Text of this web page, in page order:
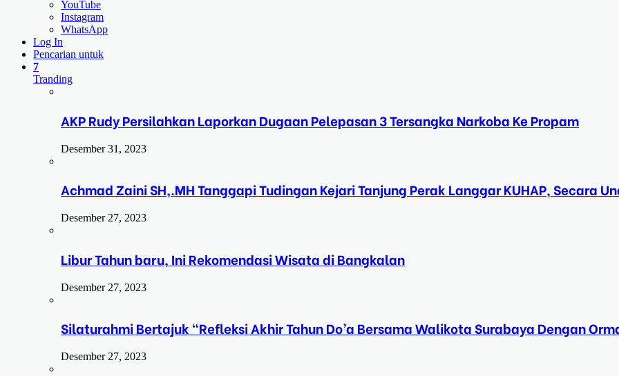
YouTube
Instagram
WhatsApp
Log In
Pencarian untuk
7
Tranding
AKP Rudy Persilahkan Laporkan Dugaan Pelepasan 3 Tersangka Narkoba Ke Propam
Desember 31, 2023
Achmad Zaini SH,.MH Tanggapi Tudingan Kejari Tanjung Perak Langgar KUHAP, Secara
Desember 27, 2023
Libur Tahun baru, Ini Rekomendasi Wisata di Bangkalan
Desember 27, 2023
Silaturahmi Bertajuk “Refleksi Akhir Tahun Do’a Bersama Walikota Surabaya Dengan
Desember 27, 2023